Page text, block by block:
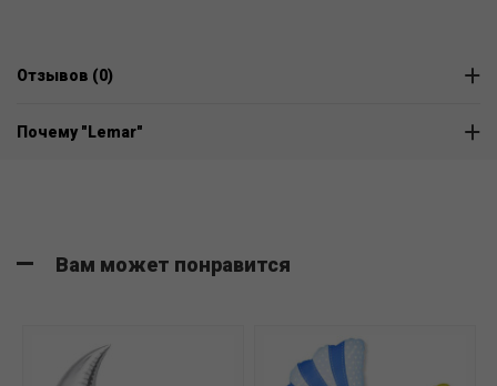
Отзывов (0)
Почему "Lemar"
Вам может понравится